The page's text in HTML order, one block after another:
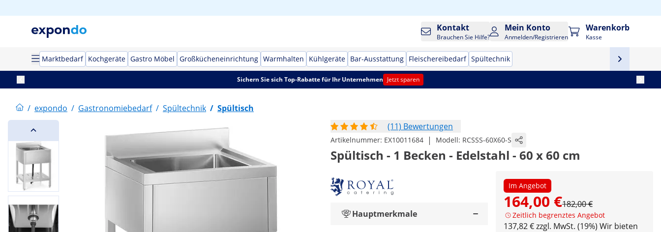
Kontakt
Brauchen Sie Hilfe?
Mein Konto
Anmelden/Registrieren
Warenkorb
Kasse
Marktbedarf Kochgeräte Gastro Möbel Großkücheneinrichtung Warmhalten Kühlgeräte Bar-Ausstattung Fleischereibedarf Spültechnik
Sichern Sie sich Top-Rabatte für Ihr Unternehmen Jetzt sparen
/ expondo / Gastronomiebedarf / Spültechnik / Spültisch
(11) Bewertungen
Artikelnummer: EX10011684 | Modell: RCSSS-60X60-S
Spültisch - 1 Becken - Edelstahl - 60 x 60 cm
Im Angebot
164,00 €182,00 €
Zeitlich begrenztes Angebot
137,82 € zzgl. MwSt. (19%) Wir bieten
Hauptmerkmale